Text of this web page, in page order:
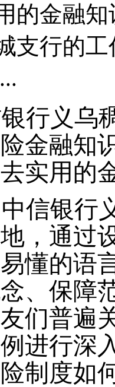
的金融
支行的
行义乌
金融知
实用的
信银行
，通过
懂的语
、保障
们普遍
进行深
制度如